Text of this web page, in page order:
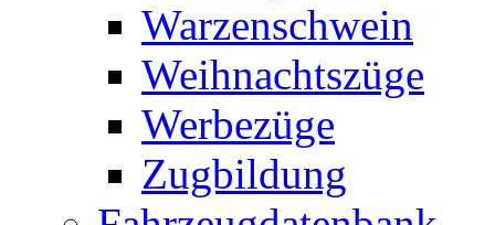
Warzenschwein
Weihnachtszüge
Werbezüge
Zugbildung